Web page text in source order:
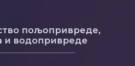
пољопривреде,
и водопривреде